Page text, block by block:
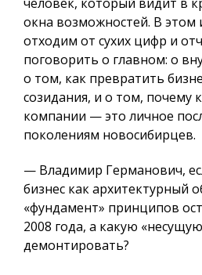
окна возможностей. В этом
отходим от сухих цифр и
поговорить о главном: о
о том, как превратить
созидания, и о том, почему
компании — это личное
поколениям новосибирцев.
— Владимир Германович,
бизнес как архитектурный
«фундамент» принципов
2008 года, а какую
демонтировать?